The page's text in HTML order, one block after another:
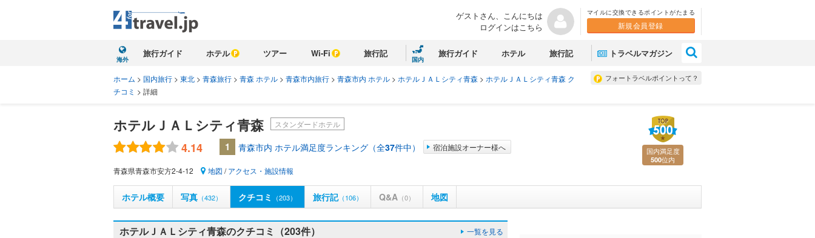
ゲストさん、こんにちは
ログインはこちら
マイルに交換できるポイントがたまる
新規会員登録
海外
旅行ガイド ホテル ツアー Wi-Fi 旅行記
国内
旅行ガイド ホテル 旅行記 トラベルマガジン
フォートラベルポイントって？
ホーム > 国内旅行 > 東北 > 青森旅行 > 青森 ホテル > 青森市内旅行 > 青森市内 ホテル > ホテルＪＡＬシティ青森 > ホテルＪＡＬシティ青森 ク
チコミ > 詳細
ホテルＪＡＬシティ青森 スタンダードホテル
4.14 1 青森市内 ホテル満足度ランキング（全37件中） 宿泊施設オーナー様へ
青森県青森市安方2-4-12 地図 /アクセス・施設情報
国内満足度
500位内
ホテル概要 写真 （432） クチコミ （203） 旅行記（106） Q&A （0） 地図
ホテルＪＡＬシティ青森のクチコミ（203件） 一覧を見る